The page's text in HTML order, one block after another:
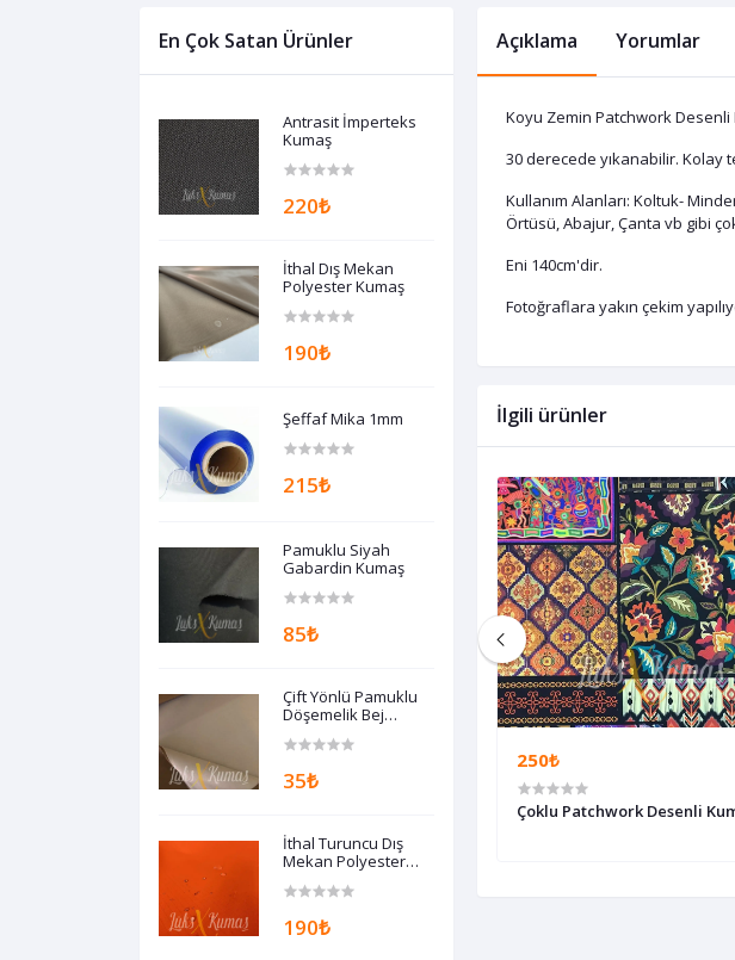
En Çok Satan Ürünler
Antrasit İmperteks
Kumaş
220₺
İthal Dış Mekan
Polyester Kumaş
190₺
Şeffaf Mika 1mm
215₺
Pamuklu Siyah
Gabardin Kumaş
85₺
Çift Yönlü Pamuklu
Döşemelik Bej
35₺
İthal Turuncu Dış
Mekan Polyester
190₺
Açıklama Yorumlar
Koyu Zemin Patchwork Desenli
30 derecede yıkanabilir.
Kullanım Alanları: Koltuk-
Örtüsü, Abajur, Çanta vb gibi
Eni 140cm'dir.
Fotoğraflara yakın çekim
İlgili ürünler
250₺ 250₺
Çoklu Patchwork Desenli